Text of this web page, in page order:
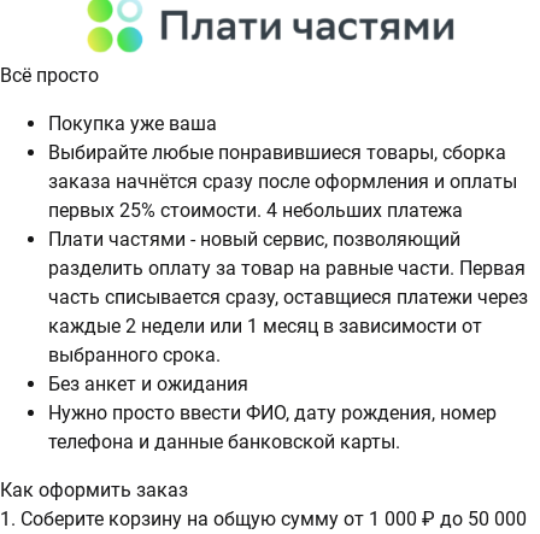
Всё просто
Покупка уже ваша
Выбирайте любые понравившиеся товары, сборка
заказа начнётся сразу после оформления и оплаты
первых 25% стоимости. 4 небольших платежа
Плати частями - новый сервис, позволяющий
разделить оплату за товар на равные части. Первая
часть списывается сразу, оставщиеся платежи через
каждые 2 недели или 1 месяц в зависимости от
выбранного срока.
Без анкет и ожидания
Нужно просто ввести ФИО, дату рождения, номер
телефона и данные банковской карты.
Как оформить заказ
1. Соберите корзину на общую сумму от 1 000 ₽ до 50 000